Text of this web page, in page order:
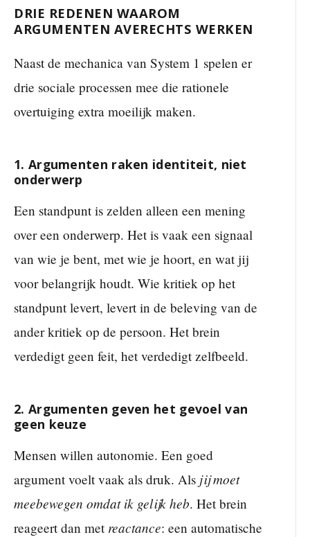
DRIE REDENEN WAAROM
ARGUMENTEN AVERECHTS WERKEN
Naast de mechanica van System 1 spelen er
drie sociale processen mee die rationele
overtuiging extra moeilijk maken.
1. Argumenten raken identiteit, niet
onderwerp
Een standpunt is zelden alleen een mening
over een onderwerp. Het is vaak een signaal
van wie je bent, met wie je hoort, en wat jij
voor belangrijk houdt. Wie kritiek op het
standpunt levert, levert in de beleving van de
ander kritiek op de persoon. Het brein
verdedigt geen feit, het verdedigt zelfbeeld.
2. Argumenten geven het gevoel van
geen keuze
Mensen willen autonomie. Een goed
argument voelt vaak als druk. Als jij moet
meebewegen omdat ik gelijk heb. Het brein
reageert dan met reactance: een automatische